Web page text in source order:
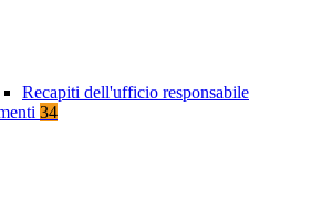
Recapiti dell'ufficio responsabile
34